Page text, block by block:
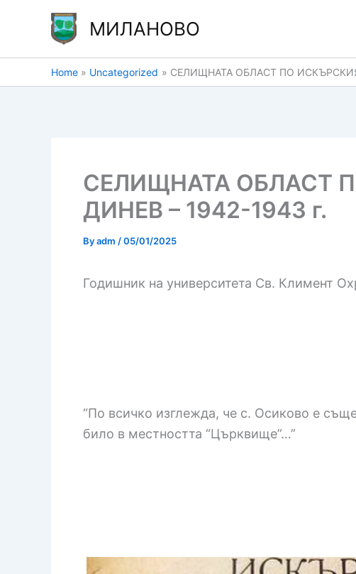
МИЛАНОВО
Home Uncategorized СЕЛИЩНАТА ОБЛАСТ ПО
СЕЛИЩНАТА ОБЛАСТ
ДИНЕВ – 1942-1943 г.
Byadm /05/01/2025
Годишник на университета Св. Климент
“По всичко изглежда, че с. Осиково е
било в местността “Църквище”…”